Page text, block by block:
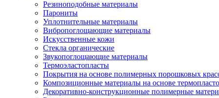
Резиноподобные материалы
Парониты
Уплотнительные материалы
Вибропоглощающие материалы
Искусственные кожи
Стекла органические
Звукопоглощающие материалы
Термоэластопласты
Покрытия на основе полимерных порошковых
Композиционные материалы на основе
Декоративно-конструкционные полимерные